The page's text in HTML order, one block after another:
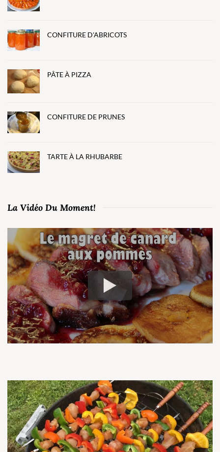
CONFITURE D'ABRICOTS
PÂTE À PIZZA
CONFITURE DE PRUNES
TARTE À LA RHUBARBE
La Vidéo Du Moment!